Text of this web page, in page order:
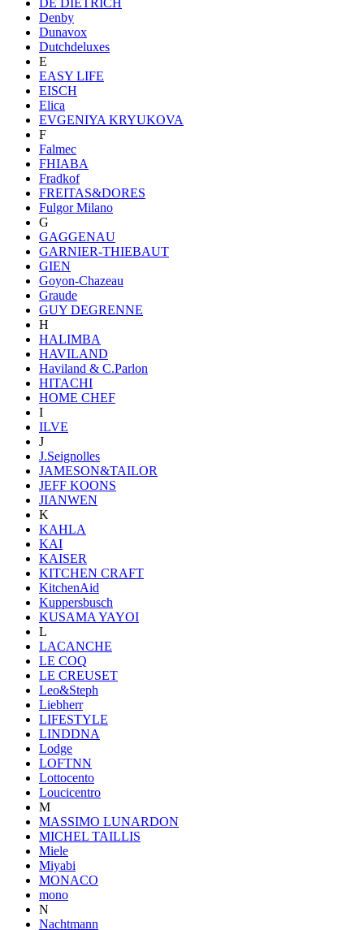
Denby
Dunavox
Dutchdeluxes
E
EASY LIFE
EISCH
Elica
EVGENIYA KRYUKOVA
F
Falmec
FHIABA
Fradkof
FREITAS&DORES
Fulgor Milano
G
GAGGENAU
GARNIER-THIEBAUT
GIEN
Goyon-Chazeau
Graude
GUY DEGRENNE
H
HALIMBA
HAVILAND
Haviland & C.Parlon
HITACHI
HOME CHEF
I
ILVE
J
J.Seignolles
JAMESON&TAILOR
JEFF KOONS
JIANWEN
K
KAHLA
KAI
KAISER
KITCHEN CRAFT
KitchenAid
Kuppersbusch
KUSAMA YAYOI
L
LACANCHE
LE COQ
LE CREUSET
Leo&Steph
Liebherr
LIFESTYLE
LINDDNA
Lodge
LOFTNN
Lottocento
Loucicentro
M
MASSIMO LUNARDON
MICHEL TAILLIS
Miele
Miyabi
MONACO
mono
N
Nachtmann